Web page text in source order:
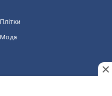
Плітки
Мода